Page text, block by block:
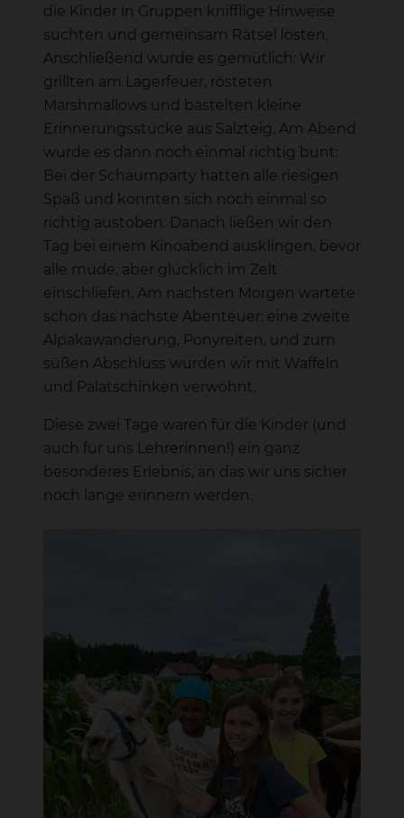
die Kinder in Gruppen knifflige Hinweise
suchten und gemeinsam Rätsel lösten.
Anschließend wurde es gemütlich: Wir
grillten am Lagerfeuer, rösteten
Marshmallows und bastelten kleine
Erinnerungsstücke aus Salzteig. Am Abend
wurde es dann noch einmal richtig bunt:
Bei der Schaumparty hatten alle riesigen
Spaß und konnten sich noch einmal so
richtig austoben. Danach ließen wir den
Tag bei einem Kinoabend ausklingen, bevor
alle müde, aber glücklich im Zelt
einschliefen. Am nächsten Morgen wartete
schon das nächste Abenteuer: eine zweite
Alpakawanderung, Ponyreiten, und zum
süßen Abschluss wurden wir mit Waffeln
und Palatschinken verwöhnt.
Diese zwei Tage waren für die Kinder (und
auch für uns Lehrerinnen!) ein ganz
besonderes Erlebnis, an das wir uns sicher
noch lange erinnern werden.